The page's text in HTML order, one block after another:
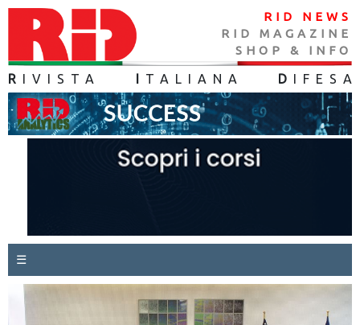
RID NEWS
RID MAGAZINE
SHOP & INFO
R IVISTA TALIANA D IFES A
☰